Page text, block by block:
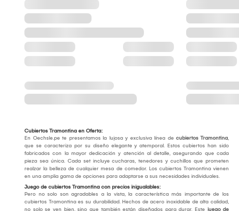
Cubiertos Tramontina en Oferta:
En Oechsle.pe te presentamos la lujosa y exclusiva línea de cubiertos Tramontina,
que se caracteriza por su diseño elegante y atemporal. Estos cubiertos han sido
fabricados con la mayor dedicación y atención al detalle, asegurando que cada
pieza sea única. Cada set incluye cucharas, tenedores y cuchillos que prometen
realzar la belleza de cualquier mesa de comedor. Los cubiertos Tramontina vienen
en una amplia gama de opciones para adaptarse a sus necesidades individuales.
Juego de cubiertos Tramontina con precios inigualables:
Pero no solo son agradables a la vista, la característica más importante de los
cubiertos Tramontina es su durabilidad. Hechos de acero inoxidable de alta calidad,
no solo se ven bien, sino que también están diseñados para durar. Este juego de